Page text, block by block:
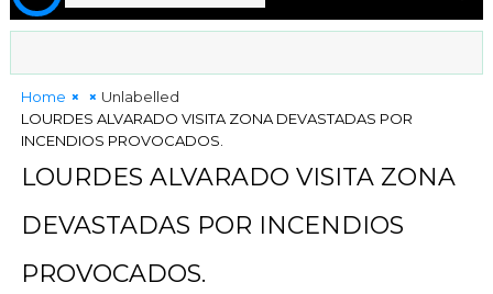
Home
Unlabelled
LOURDES ALVARADO VISITA ZONA DEVASTADAS POR
INCENDIOS PROVOCADOS.
LOURDES ALVARADO VISITA ZONA
DEVASTADAS POR INCENDIOS
PROVOCADOS.